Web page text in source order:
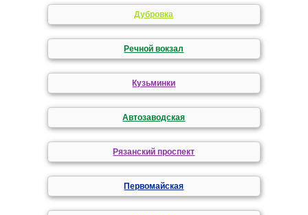
Дубровка
Речной вокзал
Кузьминки
Автозаводская
Рязанский проспект
Первомайская